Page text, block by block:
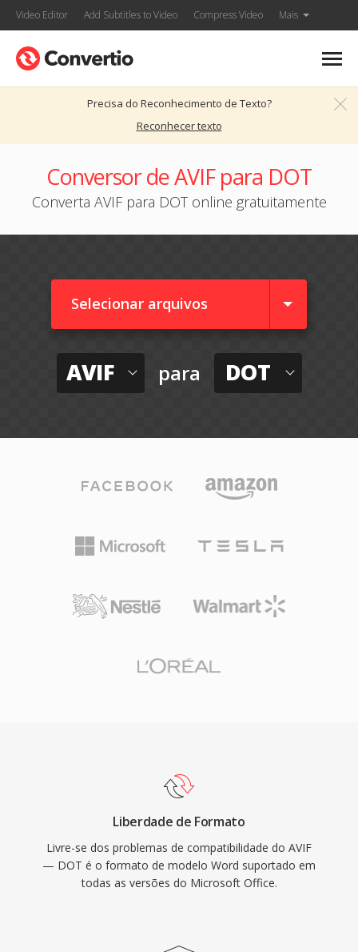
Video Editor Add Subtitles to Video Compress Video Mais
Precisa do Reconhecimento de Texto?
Reconhecer texto
Conversor de AVIF para DOT
Converta AVIF para DOT online gratuitamente
Selecionar arquivos
AVIF para DOT
Liberdade de Formato
Livre-se dos problemas de compatibilidade do AVIF
— DOT é o formato de modelo Word suportado em
todas as versões do Microsoft Office.